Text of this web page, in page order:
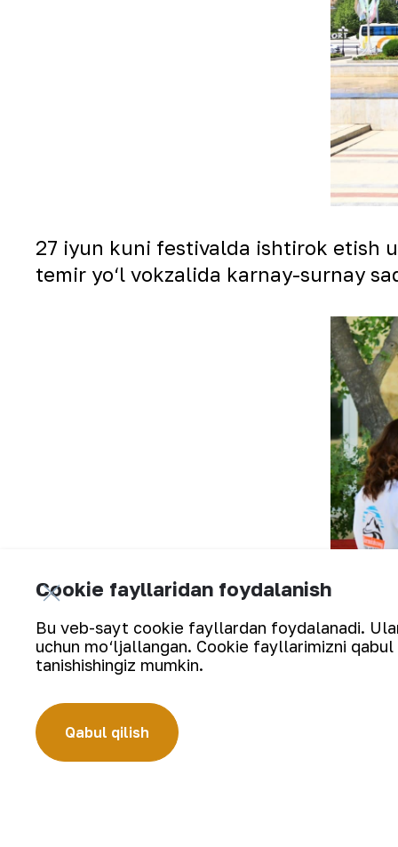
27 iyun kuni festivalda ishtirok etish
temir yo‘l vokzalida karnay-surnay
Shundan so‘ng, yoshlar “NKMK
bugungi kuni haqida keng
Cookie fayllaridan foydalanish
Bu veb-sayt cookie fayllardan foydalanadi.
uchun mo‘ljallangan. Cookie fayllarimizni
tanishishingiz mumkin.
Qabul qilish